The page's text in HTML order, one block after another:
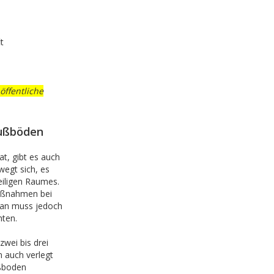
gibt es auch
sich, es
Raumes.
bei
muss jedoch
bis drei
auch verlegt